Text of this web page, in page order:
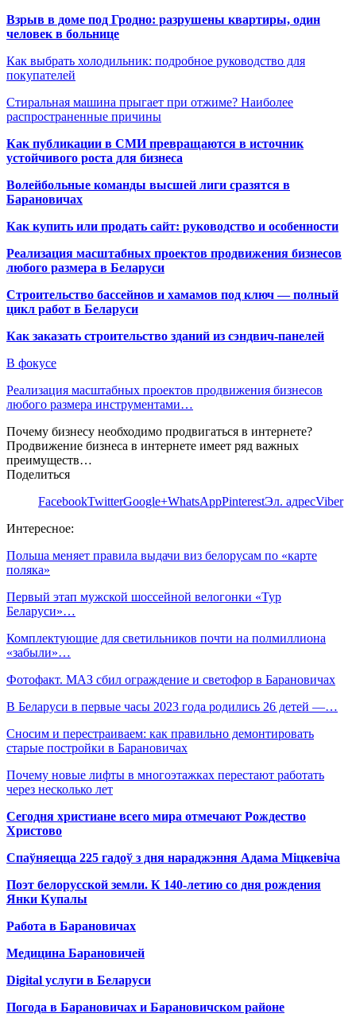
Взрыв в доме под Гродно: разрушены квартиры, один
человек в больнице
Как выбрать холодильник: подробное руководство для
покупателей
Стиральная машина прыгает при отжиме? Наиболее
распространенные причины
Как публикации в СМИ превращаются в источник
устойчивого роста для бизнеса
Волейбольные команды высшей лиги сразятся в
Барановичах
Как купить или продать сайт: руководство и особенности
Реализация масштабных проектов продвижения бизнесов
любого размера в Беларуси
Строительство бассейнов и хамамов под ключ — полный
цикл работ в Беларуси
Как заказать строительство зданий из сэндвич-панелей
В фокусе
Реализация масштабных проектов продвижения бизнесов
любого размера инструментами…
Почему бизнесу необходимо продвигаться в интернете?
Продвижение бизнеса в интернете имеет ряд важных
преимуществ…
Поделиться
FacebookTwitterGoogle+WhatsAppPinterestЭл. адресViber
Интересное:
Польша меняет правила выдачи виз белорусам по «карте
поляка»
Первый этап мужской шоссейной велогонки «Тур
Беларуси»…
Комплектующие для светильников почти на полмиллиона
«забыли»…
Фотофакт. МАЗ сбил ограждение и светофор в Барановичах
В Беларуси в первые часы 2023 года родились 26 детей —…
Сносим и перестраиваем: как правильно демонтировать
старые постройки в Барановичах
Почему новые лифты в многоэтажках перестают работать
через несколько лет
Сегодня христиане всего мира отмечают Рождество
Христово
Спаўняецца 225 гадоў з дня нараджэння Адама Міцкевіча
Поэт белорусской земли. К 140-летию со дня рождения
Янки Купалы
Работа в Барановичах
Медицина Барановичей
Digital услуги в Беларуси
Погода в Барановичах и Барановичском районе